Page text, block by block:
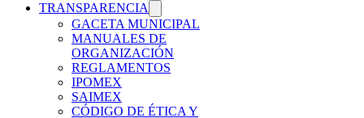
TRANSPARENCIA
GACETA MUNICIPAL
MANUALES DE
ORGANIZACIÓN
REGLAMENTOS
IPOMEX
SAIMEX
CÓDIGO DE ÉTICA Y